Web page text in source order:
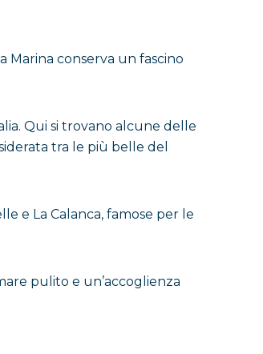
Marina conserva un fascino
Qui si trovano alcune delle
tra le più belle del
e La Calanca, famose per le
pulito e un’accoglienza